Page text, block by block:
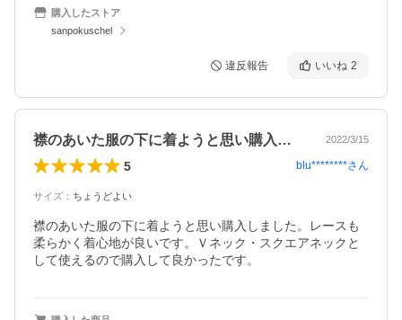
購入したストア
sanpokuschel
違反報告 いいね 2
襟のあいた服の下に着ようと思い購入しま… 2022/3/15
5 blu********さん
サイズ ： ちょうどよい
襟のあいた服の下に着ようと思い購入しました。レースも
柔らかく着心地が良いです。Ｖネック・スクエアネックと
して使えるので購入して良かったです。